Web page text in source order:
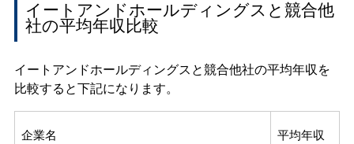
イートアンドホールディングスと競合他
社の平均年収比較
イートアンドホールディングスと競合他社の平均年収を
比較すると下記になります。
企業名 平均年収